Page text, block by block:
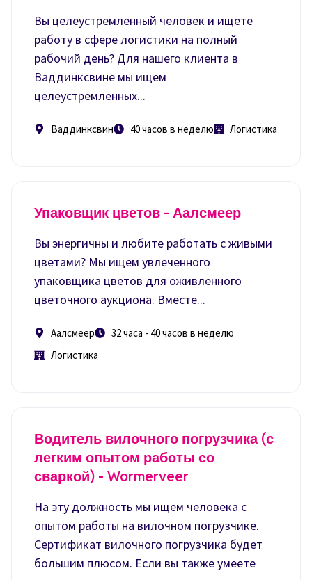
Вы целеустремленный человек и ищете
работу в сфере логистики на полный
рабочий день? Для нашего клиента в
Ваддинксвине мы ищем
целеустремленных...
Ваддинксвин 40 часов в неделю Логистика
Упаковщик цветов - Аалсмеер
Вы энергичны и любите работать с живыми
цветами? Мы ищем увлеченного
упаковщика цветов для оживленного
цветочного аукциона. Вместе...
Аалсмеер
32 часа - 40 часов в неделю
Логистика
Водитель вилочного погрузчика (с
легким опытом работы со
сваркой) - Wormerveer
На эту должность мы ищем человека с
опытом работы на вилочном погрузчике.
Сертификат вилочного погрузчика будет
большим плюсом. Если вы также умеете